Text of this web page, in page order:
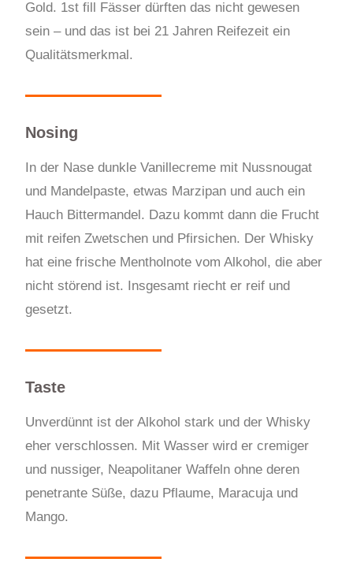
Gold. 1st fill Fässer dürften das nicht gewesen
sein – und das ist bei 21 Jahren Reifezeit ein
Qualitätsmerkmal.
Nosing
In der Nase dunkle Vanillecreme mit Nussnougat
und Mandelpaste, etwas Marzipan und auch ein
Hauch Bittermandel. Dazu kommt dann die Frucht
mit reifen Zwetschen und Pfirsichen. Der Whisky
hat eine frische Mentholnote vom Alkohol, die aber
nicht störend ist. Insgesamt riecht er reif und
gesetzt.
Taste
Unverdünnt ist der Alkohol stark und der Whisky
eher verschlossen. Mit Wasser wird er cremiger
und nussiger, Neapolitaner Waffeln ohne deren
penetrante Süße, dazu Pflaume, Maracuja und
Mango.